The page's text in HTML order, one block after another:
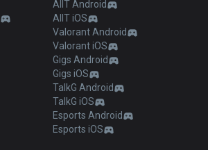
AllT Android
AllT iOS
Valorant Android
Valorant iOS
Gigs Android
Gigs iOS
TalkG Android
TalkG iOS
Esports Android
Esports iOS